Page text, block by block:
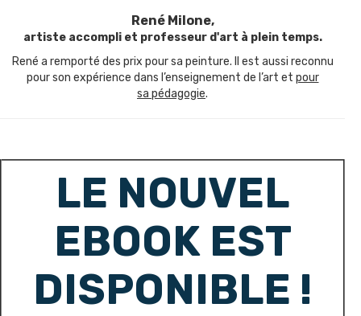
René Milone,
artiste accompli et professeur d'art à plein temps.
René a remporté des prix pour sa peinture. Il est aussi reconnu
pour son expérience dans l’enseignement de l’art et pour
sa pédagogie.
LE NOUVEL
EBOOK EST
DISPONIBLE !